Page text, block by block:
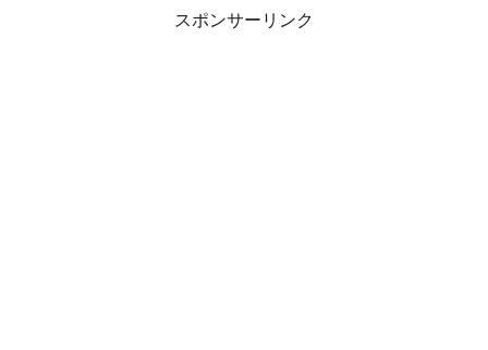
スポンサーリンク